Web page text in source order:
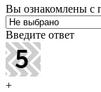
Вы ознакомлены с
Введите ответ
+